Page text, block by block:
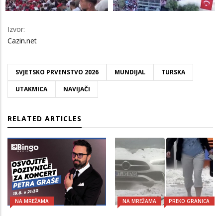
Izvor:
Cazin.net
SVJETSKO PRVENSTVO 2026 MUNDIJAL
TURSKA
UTAKMICA
NAVIJAČI
RELATED ARTICLES
NA MREŽAMA NA MREŽAMA PREKO GRANICA